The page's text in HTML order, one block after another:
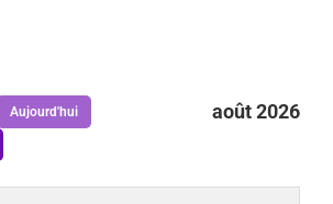
Aujourd'hui août 2026